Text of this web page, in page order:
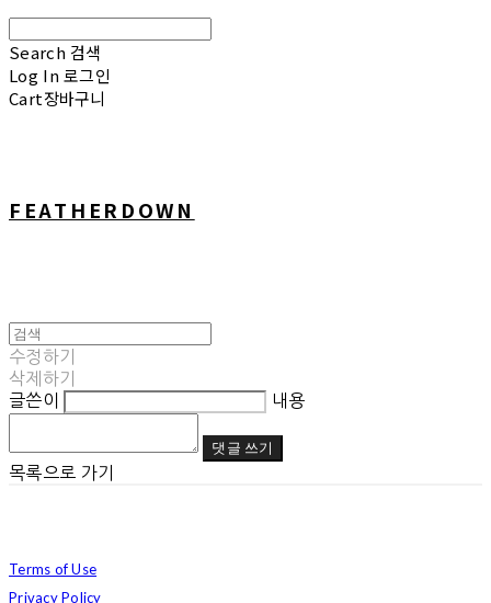
Search 검색
Log In 로그인
Cart장바구니
FEATHERDOWN
수정하기
삭제하기
글쓴이
내용
댓글 쓰기
목록으로 가기
Terms of Use
Privacy Policy